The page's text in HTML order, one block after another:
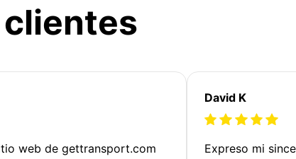
web de gettransport.com
David K
Expreso mi